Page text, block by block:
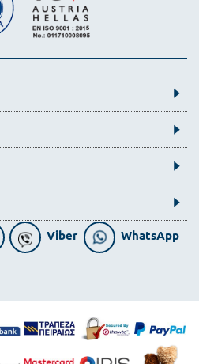
Viber WhatsApp